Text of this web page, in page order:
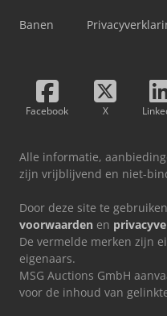
Banen
Facebook X
Alle informatie,
zijn vrijblijvend en niet-
Door deze site te
voorwaarden en
De vermelde merken zijn
eigenaars.
MSG Auctions GmbH
voor de inhoud van